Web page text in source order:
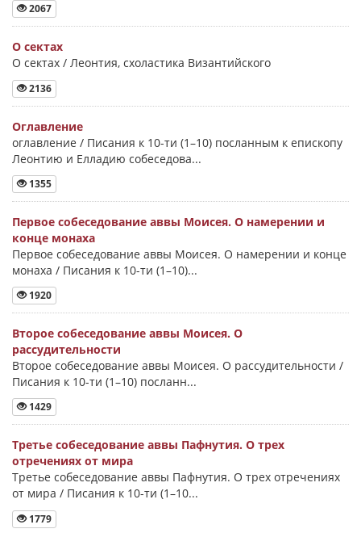
2067
О сектах
О сектах / Леонтия, схоластика Византийского
2136
Оглавление
оглавление / Писания к 10-ти (1–10) посланным к епископу
Леонтию и Елладию собеседова...
1355
Первое собеседование аввы Моисея. О намерении и
конце монаха
Первое собеседование аввы Моисея. О намерении и конце
монаха / Писания к 10-ти (1–10)...
1920
Второе собеседование аввы Моисея. О
рассудительности
Второе собеседование аввы Моисея. О рассудительности /
Писания к 10-ти (1–10) посланн...
1429
Третье собеседование аввы Пафнутия. О трех
отречениях от мира
Третье собеседование аввы Пафнутия. О трех отречениях
от мира / Писания к 10-ти (1–10...
1779